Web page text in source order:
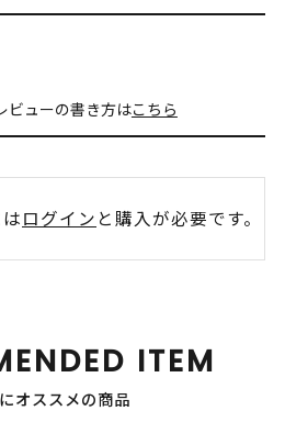
ビューの書き方はこちら
ログイン と購入が必要です。
ITEM
オススメの商品